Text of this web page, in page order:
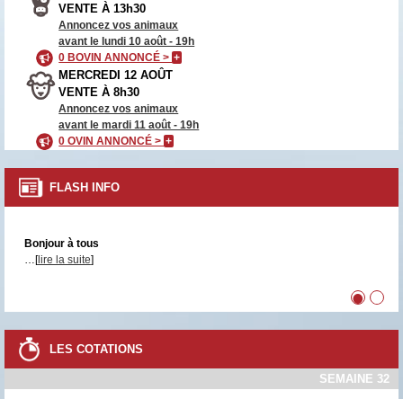
VENTE À 13h30
Annoncez vos animaux
avant le lundi 10 août - 19h
0 BOVIN ANNONCÉ >+
MERCREDI 12 AOÛT
VENTE À 8h30
Annoncez vos animaux
avant le mardi 11 août - 19h
0 OVIN ANNONCÉ >+
FLASH INFO
Bonjour à tous
…[lire la suite]
••
LES COTATIONS
SEMAINE 32